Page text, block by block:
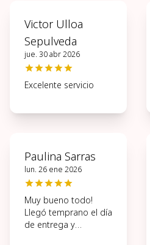
Victor Ulloa
Sepulveda
jue. 30 abr 2026
Excelente servicio
Paulina Sarras
lun. 26 ene 2026
Muy bueno todo!
Llegó temprano el día
de entrega y